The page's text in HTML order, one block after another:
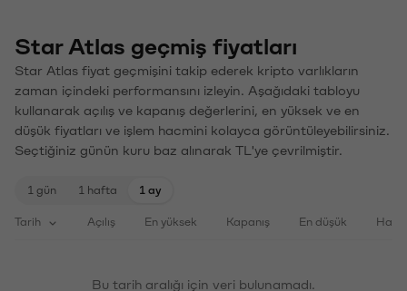
Star Atlas geçmiş fiyatları
Star Atlas fiyat geçmişini takip ederek kripto varlıkların
zaman içindeki performansını izleyin. Aşağıdaki tabloyu
kullanarak açılış ve kapanış değerlerini, en yüksek ve en
düşük fiyatları ve işlem hacmini kolayca görüntüleyebilirsiniz.
Seçtiğiniz günün kuru baz alınarak TL'ye çevrilmiştir.
1 gün 1 hafta 1 ay
Tarih Açılış En yüksek Kapanış En düşük
Bu tarih aralığı için veri bulunamadı.